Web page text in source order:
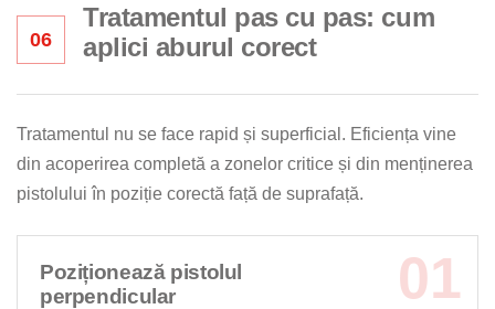
06
Tratamentul pas cu pas: cum
aplici aburul corect
Tratamentul nu se face rapid și superficial. Eficiența vine
din acoperirea completă a zonelor critice și din menținerea
pistolului în poziție corectă față de suprafață.
Poziționează pistolul
perpendicular